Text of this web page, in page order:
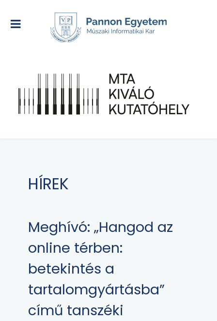
HÍREK
Meghívó: „Hangod az
online térben:
betekintés a
tartalomgyártásba”
című tanszéki